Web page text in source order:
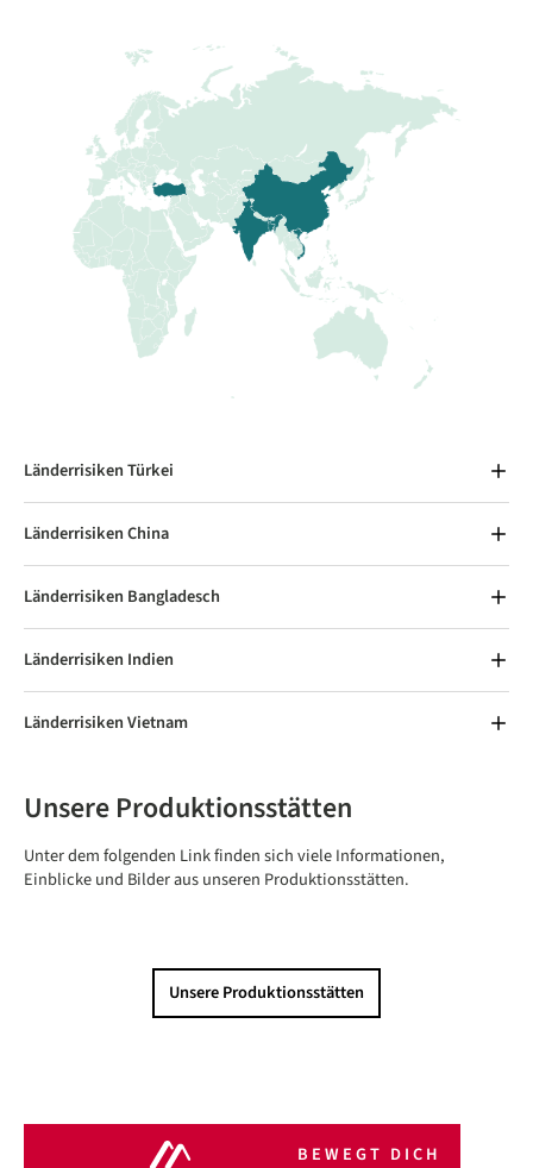
Länderrisiken Türkei
Länderrisiken China
Länderrisiken Bangladesch
Länderrisiken Indien
Länderrisiken Vietnam
Unsere Produktionsstätten
Unter dem folgenden Link finden sich viele Informationen,
Einblicke und Bilder aus unseren Produktionsstätten.
Unsere Produktionsstätten
BEWEGT DICH